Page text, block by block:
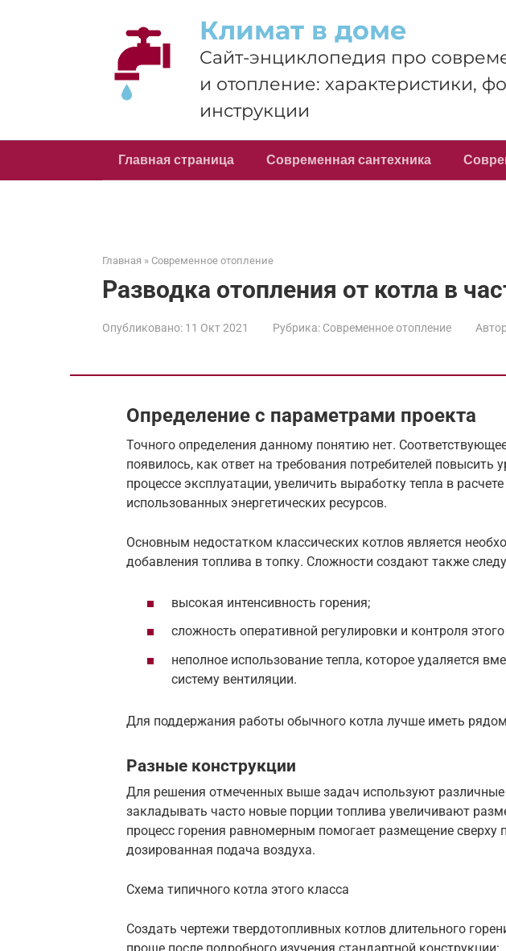
Климат в доме
Сайт-энциклопедия про
и отопление: характеристики,
инструкции
Главная страница Современная сантехника
Главная » Современное отопление
Разводка отопления от котла в
Опубликовано: 11 Окт 2021 Рубрика: Современное отопление
Определение с параметрами проекта
Точного определения данному понятию нет.
появилось, как ответ на требования потребителей повысить
процессе эксплуатации, увеличить выработку тепла в
использованных энергетических ресурсов.
Основным недостатком классических котлов является
добавления топлива в топку. Сложности создают также
высокая интенсивность горения;
сложность оперативной регулировки и контроля
неполное использование тепла, которое удаляется
систему вентиляции.
Для поддержания работы обычного котла лучше иметь
Разные конструкции
Для решения отмеченных выше задач используют
закладывать часто новые порции топлива увеличивают
процесс горения равномерным помогает размещение сверху
дозированная подача воздуха.
Схема типичного котла этого класса
Создать чертежи твердотопливных котлов длительного